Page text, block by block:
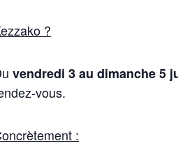
?
vendredi 3 au dimanche 5
vous.
: